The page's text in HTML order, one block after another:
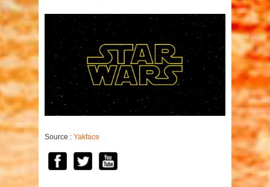
Source : Yakface